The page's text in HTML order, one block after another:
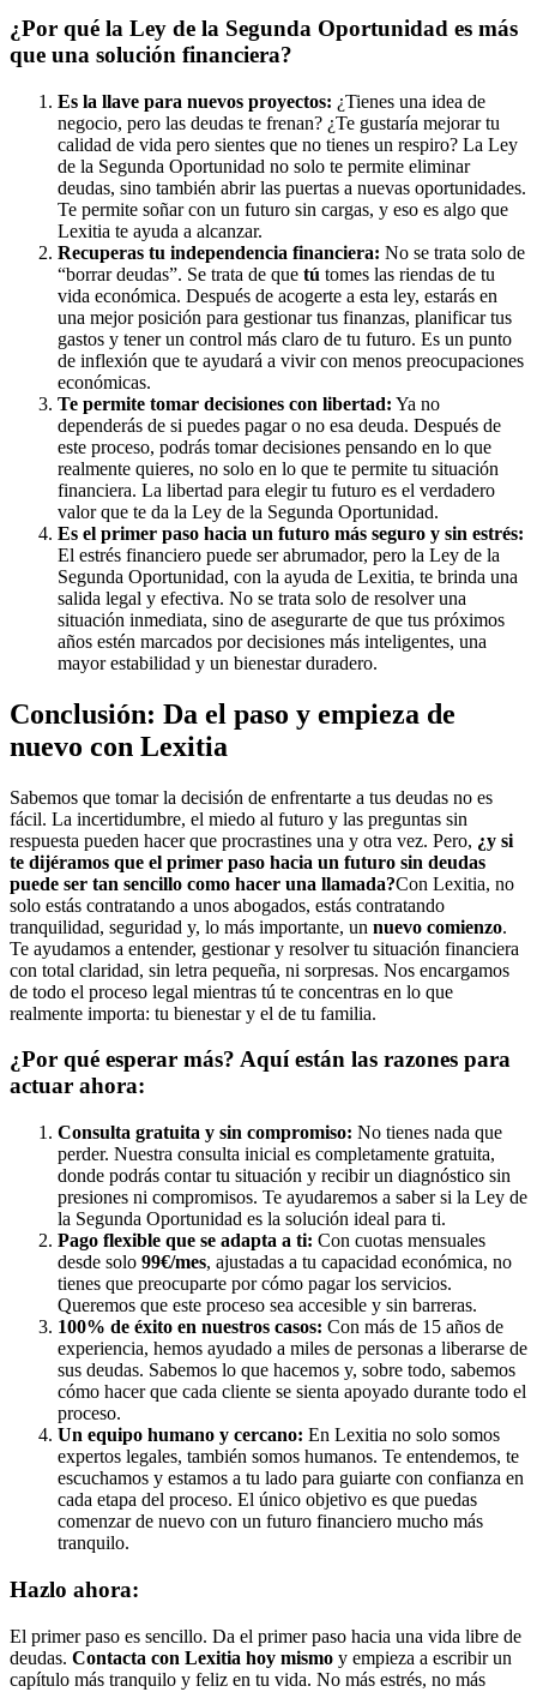
¿Por qué la Ley de la Segunda Oportunidad es más
que una solución financiera?
Es la llave para nuevos proyectos: ¿Tienes una idea de
negocio, pero las deudas te frenan? ¿Te gustaría mejorar tu
calidad de vida pero sientes que no tienes un respiro? La Ley
de la Segunda Oportunidad no solo te permite eliminar
deudas, sino también abrir las puertas a nuevas oportunidades.
Te permite soñar con un futuro sin cargas, y eso es algo que
Lexitia te ayuda a alcanzar.
Recuperas tu independencia financiera: No se trata solo de
“borrar deudas”. Se trata de que tú tomes las riendas de tu
vida económica. Después de acogerte a esta ley, estarás en
una mejor posición para gestionar tus finanzas, planificar tus
gastos y tener un control más claro de tu futuro. Es un punto
de inflexión que te ayudará a vivir con menos preocupaciones
económicas.
Te permite tomar decisiones con libertad: Ya no
dependerás de si puedes pagar o no esa deuda. Después de
este proceso, podrás tomar decisiones pensando en lo que
realmente quieres, no solo en lo que te permite tu situación
financiera. La libertad para elegir tu futuro es el verdadero
valor que te da la Ley de la Segunda Oportunidad.
Es el primer paso hacia un futuro más seguro y sin estrés:
El estrés financiero puede ser abrumador, pero la Ley de la
Segunda Oportunidad, con la ayuda de Lexitia, te brinda una
salida legal y efectiva. No se trata solo de resolver una
situación inmediata, sino de asegurarte de que tus próximos
años estén marcados por decisiones más inteligentes, una
mayor estabilidad y un bienestar duradero.
Conclusión: Da el paso y empieza de
nuevo con Lexitia
Sabemos que tomar la decisión de enfrentarte a tus deudas no es
fácil. La incertidumbre, el miedo al futuro y las preguntas sin
respuesta pueden hacer que procrastines una y otra vez. Pero, ¿y si
te dijéramos que el primer paso hacia un futuro sin deudas
puede ser tan sencillo como hacer una llamada?Con Lexitia, no
solo estás contratando a unos abogados, estás contratando
tranquilidad, seguridad y, lo más importante, un nuevo comienzo.
Te ayudamos a entender, gestionar y resolver tu situación financiera
con total claridad, sin letra pequeña, ni sorpresas. Nos encargamos
de todo el proceso legal mientras tú te concentras en lo que
realmente importa: tu bienestar y el de tu familia.
¿Por qué esperar más? Aquí están las razones para
actuar ahora:
Consulta gratuita y sin compromiso: No tienes nada que
perder. Nuestra consulta inicial es completamente gratuita,
donde podrás contar tu situación y recibir un diagnóstico sin
presiones ni compromisos. Te ayudaremos a saber si la Ley de
la Segunda Oportunidad es la solución ideal para ti.
Pago flexible que se adapta a ti: Con cuotas mensuales
desde solo 99€/mes, ajustadas a tu capacidad económica, no
tienes que preocuparte por cómo pagar los servicios.
Queremos que este proceso sea accesible y sin barreras.
100% de éxito en nuestros casos: Con más de 15 años de
experiencia, hemos ayudado a miles de personas a liberarse de
sus deudas. Sabemos lo que hacemos y, sobre todo, sabemos
cómo hacer que cada cliente se sienta apoyado durante todo el
proceso.
Un equipo humano y cercano: En Lexitia no solo somos
expertos legales, también somos humanos. Te entendemos, te
escuchamos y estamos a tu lado para guiarte con confianza en
cada etapa del proceso. El único objetivo es que puedas
comenzar de nuevo con un futuro financiero mucho más
tranquilo.
Hazlo ahora:
El primer paso es sencillo. Da el primer paso hacia una vida libre de
deudas. Contacta con Lexitia hoy mismo y empieza a escribir un
capítulo más tranquilo y feliz en tu vida. No más estrés, no más